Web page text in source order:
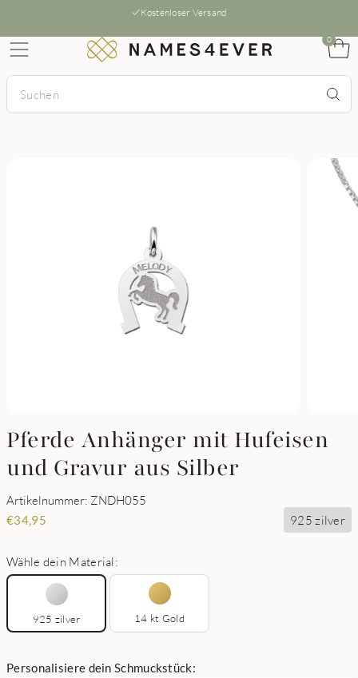
Kostenloser Versand
0
Pferde Anhänger mit Hufeisen
und Gravur aus Silber
Artikelnummer: ZNDH055
€34,95 925 zilver
Wähle dein Material:
925 zilver 14 kt Gold
Personalisiere dein Schmuckstück: